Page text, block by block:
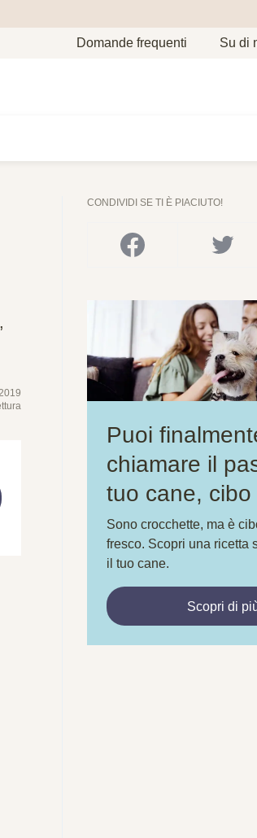
Domande frequenti Su di
CONDIVIDI SE TI È PIACIUTO!
Puoi
chiamare il
tuo cane, cibo
Sono crocchette, ma è
fresco. Scopri una ricetta
il tuo cane.
Scopri di